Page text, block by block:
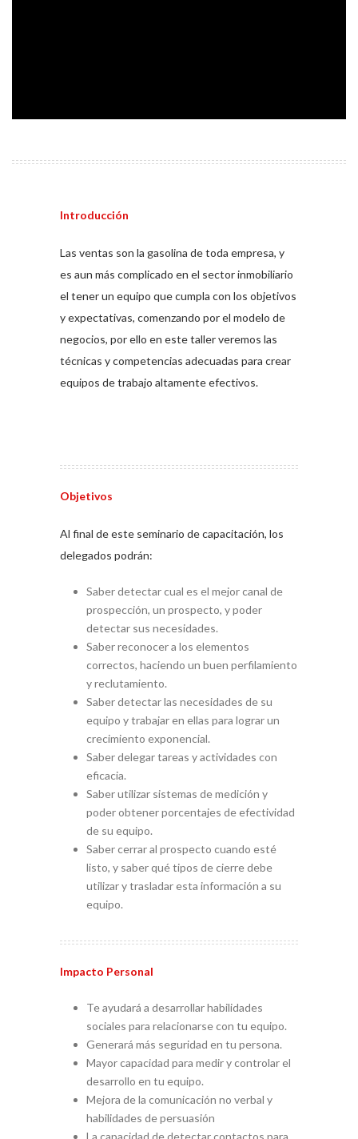
Introducción
Las ventas son la gasolina de toda empresa, y
es aun más complicado en el sector inmobiliario
el tener un equipo que cumpla con los objetivos
y expectativas, comenzando por el modelo de
negocios, por ello en este taller veremos las
técnicas y competencias adecuadas para crear
equipos de trabajo altamente efectivos.
Objetivos
Al final de este seminario de capacitación, los
delegados podrán:
Saber detectar cual es el mejor canal de
prospección, un prospecto, y poder
detectar sus necesidades.
Saber reconocer a los elementos
correctos, haciendo un buen perfilamiento
y reclutamiento.
Saber detectar las necesidades de su
equipo y trabajar en ellas para lograr un
crecimiento exponencial.
Saber delegar tareas y actividades con
eficacia.
Saber utilizar sistemas de medición y
poder obtener porcentajes de efectividad
de su equipo.
Saber cerrar al prospecto cuando esté
listo, y saber qué tipos de cierre debe
utilizar y trasladar esta información a su
equipo.
Impacto Personal
Te ayudará a desarrollar habilidades
sociales para relacionarse con tu equipo.
Generará más seguridad en tu persona.
Mayor capacidad para medir y controlar el
desarrollo en tu equipo.
Mejora de la comunicación no verbal y
habilidades de persuasión